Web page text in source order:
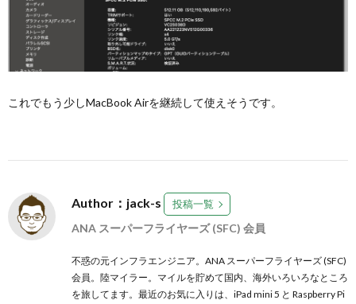
これでもう少しMacBook Airを継続して使えそうです。
Author：jack-s 投稿一覧
ANA スーパーフライヤーズ (SFC) 会員
不惑の元インフラエンジニア。ANA スーパーフライヤーズ (SFC)
会員。陸マイラー。マイルを貯めて国内、海外いろいろなところ
を旅してます。最近のお気に入りは、iPad mini 5 と Raspberry Pi